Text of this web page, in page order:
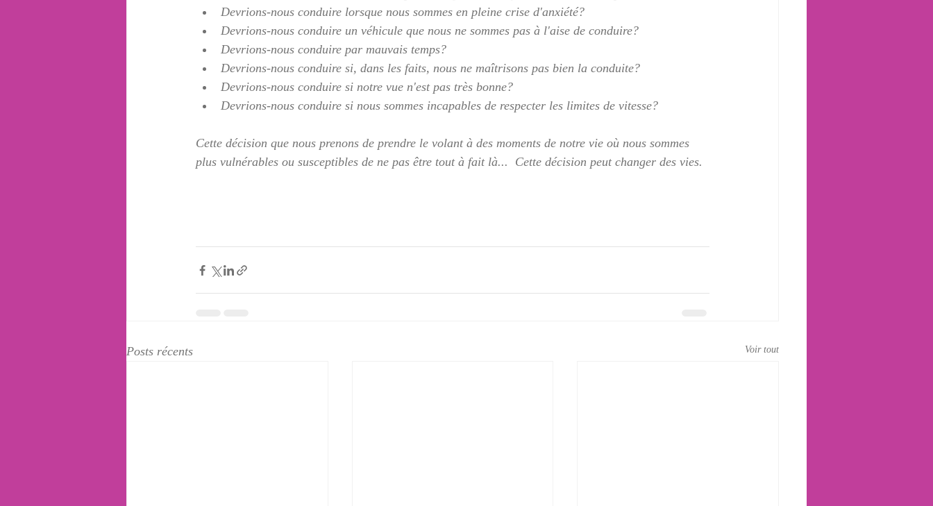
Devrions-nous conduire lorsque nous sommes en pleine crise d'anxiété?
Devrions-nous conduire un véhicule que nous ne sommes pas à l'aise de conduire?
Devrions-nous conduire par mauvais temps?
Devrions-nous conduire si, dans les faits, nous ne maîtrisons pas bien la conduite?
Devrions-nous conduire si notre vue n'est pas très bonne?
Devrions-nous conduire si nous sommes incapables de respecter les limites de vitesse?
Cette décision que nous prenons de prendre le volant à des moments de notre vie où nous sommes
plus vulnérables ou susceptibles de ne pas être tout à fait là...  Cette décision peut changer des vies.
Posts récents Voir tout